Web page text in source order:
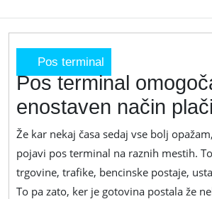
Pos terminal
Pos
omogoča
zelo
način
plačila
Pos terminal
enostaven način
Že kar nekaj časa sedaj vse bolj opažam, kako pogosto se
pojavi pos terminal na raznih mestih.
trgovine, trafike, bencinske postaje,
To pa zato, ker je gotovina postala že